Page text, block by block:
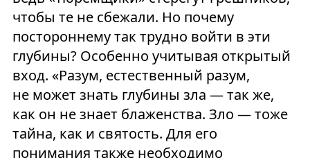
чтобы те не сбежали. Но почему
постороннему так трудно войти в эти
глубины? Особенно учитывая открытый
вход. «Разум, естественный разум,
не может знать глубины зла — так же,
как он не знает блаженства. Зло — тоже
тайна, как и святость. Для его
понимания также необходимо